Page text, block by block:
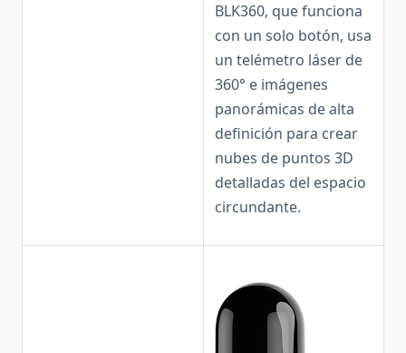
BLK360, que funciona
con un solo botón, usa
un telémetro láser de
360° e imágenes
panorámicas de alta
definición para crear
nubes de puntos 3D
detalladas del espacio
circundante.